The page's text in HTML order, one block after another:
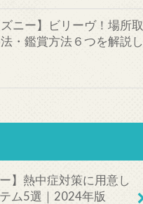
ズニー】ビリーヴ！場所取
・鑑賞方法６つを解説し
】熱中症対策に用意し
ム5選｜2024年版